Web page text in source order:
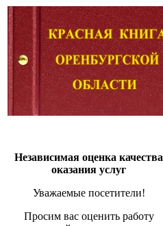
Независимая оценка качества
оказания услуг
Уважаемые посетители!
Просим вас оценить работу